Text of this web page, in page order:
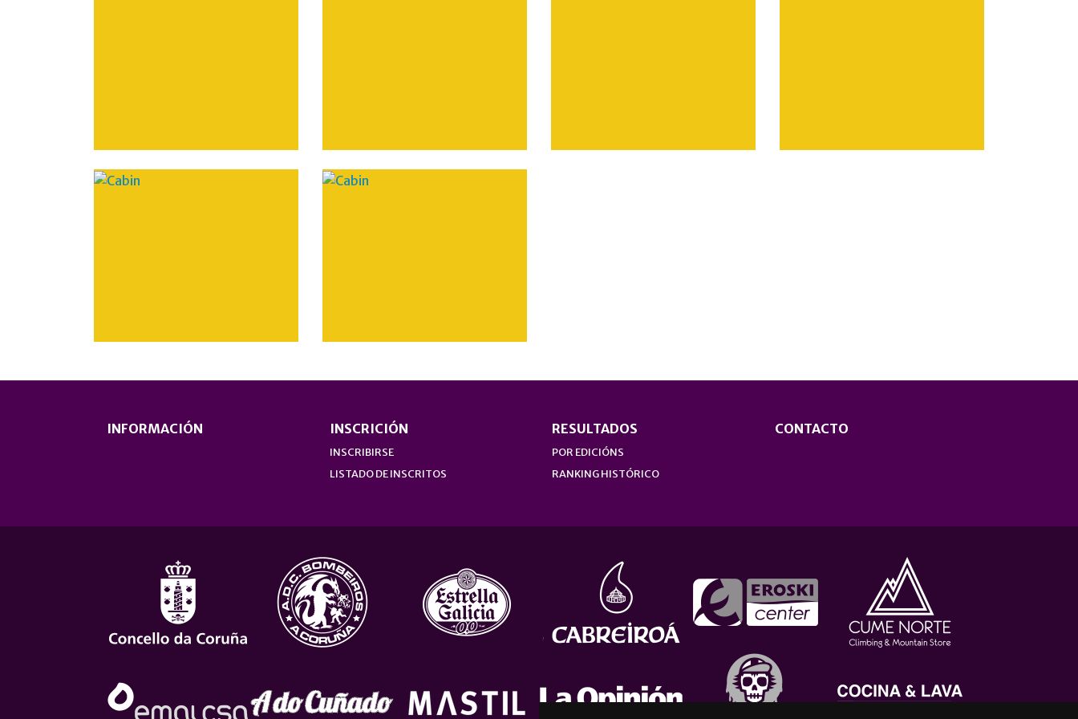
INFORMACIÓN INSCRICIÓN
INSCRIBIRSE
LISTADO DE INSCRITOS
RESULTADOS
POR EDICIÓNS
RANKING HISTÓRICO
CONTACTO